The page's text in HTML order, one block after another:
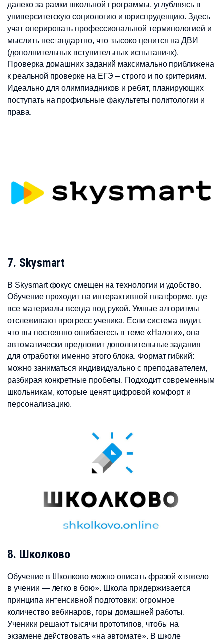
далеко за рамки школьной программы, углубляясь в
университетскую социологию и юриспруденцию. Здесь
учат оперировать профессиональной терминологией и
мыслить нестандартно, что высоко ценится на ДВИ
(дополнительных вступительных испытаниях).
Проверка домашних заданий максимально приближена
к реальной проверке на ЕГЭ – строго и по критериям.
Идеально для олимпиадников и ребят, планирующих
поступать на профильные факультеты политологии и
права.
7. Skysmart
В Skysmart фокус смещен на технологии и удобство.
Обучение проходит на интерактивной платформе, где
все материалы всегда под рукой. Умные алгоритмы
отслеживают прогресс ученика. Если система видит,
что вы постоянно ошибаетесь в теме «Налоги», она
автоматически предложит дополнительные задания
для отработки именно этого блока. Формат гибкий:
можно заниматься индивидуально с преподавателем,
разбирая конкретные пробелы. Подходит современным
школьникам, которые ценят цифровой комфорт и
персонализацию.
8. Школково
Обучение в Школково можно описать фразой «тяжело
в учении — легко в бою». Школа придерживается
принципа интенсивной подготовки: огромное
количество вебинаров, горы домашней работы.
Ученики решают тысячи прототипов, чтобы на
экзамене действовать «на автомате». В школе